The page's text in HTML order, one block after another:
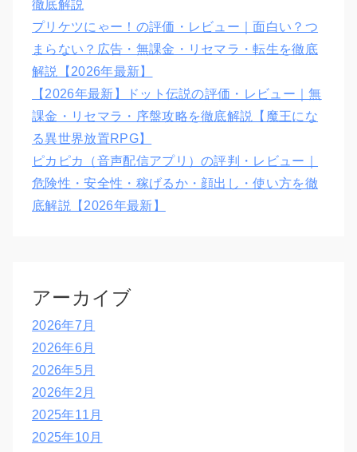
徹底解説
プリケツにゃー！の評価・レビュー｜面白い？つ
まらない？広告・無課金・リセマラ・転生を徹底
解説【2026年最新】
【2026年最新】ドット伝説の評価・レビュー｜無
課金・リセマラ・序盤攻略を徹底解説【魔王にな
る異世界放置RPG】
ピカピカ（音声配信アプリ）の評判・レビュー｜
危険性・安全性・稼げるか・顔出し・使い方を徹
底解説【2026年最新】
アーカイブ
2026年7月
2026年6月
2026年5月
2026年2月
2025年11月
2025年10月